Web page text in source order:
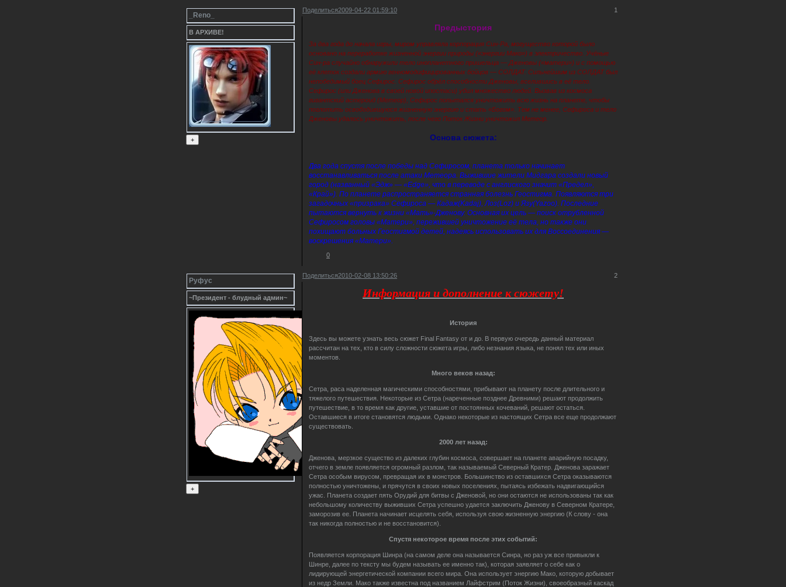
Поделиться 1
2009-04-22 01:59:10
_Reno_
В АРХИВЕ!
Предыстория
За два года до начала игры, миром управляла корпорация Син-Ра, могущество которой было
основано на переработке жизненной энергии природы («энергии Мако») в электричество. Учёные
Син-ра случайно обнаружили тело инопланетного пришельца — Дженовы («матери») и с помощью
её клеток создали армию генномодифицированных бойцов — СОЛДАТ. Сильнейшим из СОЛДАТ был
непобедимый боец Сефирос. Сефирос обрёл способности Дженовы, вселившись в её тело.
Сефирос (или Дженова в своей новой ипостаси) убил множество людей. Вызвав из космоса
гигантский астероид (Метеор), Сефирос попытался уничтожить всю жизнь на планете, чтобы
поглотить освободившуюся жизненную энергию и стать «Богом». Тем не менее, Сефироса и тело
Дженовы удалось уничтожить, после чего Поток Жизни уничтожил Метеор.
Основа сюжета:
Два года спустя после победы над Сефиросом, планета только начинает
восстанавливаться после атаки Метеора. Выжившие жители Мидгара создали новый
город (названный «Эдж» — «Edge», что в переводе с англиского значит «Предел»,
«Край»). По планете распространяется странная болезнь Геостигма. Появляются три
загадочных «призрака» Сефироса — Кадаж(Kadaj), Лоз(Loz) и Язу(Yazoo). Последние
пытаются вернуть к жизни «Мать»-Дженову. Основная их цель — поиск отрубленной
Сефиросом головы «Матери», пережившей уничтожение её тела, но также они
похищают больных Геостигмой детей, надеясь использовать их для Воссоединения —
воскрешения «Матери».
0
Поделиться 2
2010-02-08 13:50:26
Руфус
~Президент - блудный админ~ Информация и дополнение к сюжету!
История
Здесь вы можете узнать весь сюжет Final Fantasy от и до. В первую очередь данный материал
рассчитан на тех, кто в силу сложности сюжета игры, либо незнания языка, не понял тех или иных
моментов.
Много веков назад:
Сетра, раса наделенная магическими способностями, прибывают на планету после длительного и
тяжелого путешествия. Некоторые из Сетра (нареченные позднее Древними) решают продолжить
путешествие, в то время как другие, уставшие от постоянных кочеваний, решают остаться.
Оставшиеся в итоге становятся людьми. Однако некоторые из настоящих Сетра все еще продолжают
существовать.
2000 лет назад:
Дженова, мерзкое существо из далеких глубин космоса, совершает на планете аварийную посадку,
отчего в земле появляется огромный разлом, так называемый Северный Кратер. Дженова заражает
Сетра особым вирусом, превращая их в монстров. Большинство из оставшихся Сетра оказываются
полностью уничтожены, и прячутся в своих новых поселениях, пытаясь избежать надвигающийся
ужас. Планета создает пять Орудий для битвы с Дженовой, но они остаются не использованы так как
небольшому количеству выживших Сетра успешно удается заключить Дженову в Северном Кратере,
заморозив ее. Планета начинает исцелять себя, используя свою жизненную энергию (К слову - она
так никогда полностью и не восстановится).
Спустя некоторое время после этих событий:
Появляется корпорация Шинра (на самом деле она называется Синра, но раз уж все привыкли к
Шинре, далее по тексту мы будем называть ее именно так), которая заявляет о себе как о
лидирующей энергетической компании всего мира. Она использует энергию Мако, которую добывает
из недр Земли. Мако также известна под названием Лайфстрим (Поток Жизни), своеобразный каскад